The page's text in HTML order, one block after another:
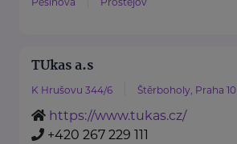
TUkas a.s
K Hrušovu 344/6 Štěrboholy, Praha 10
https://www.tukas.cz/
+420 267 229 111